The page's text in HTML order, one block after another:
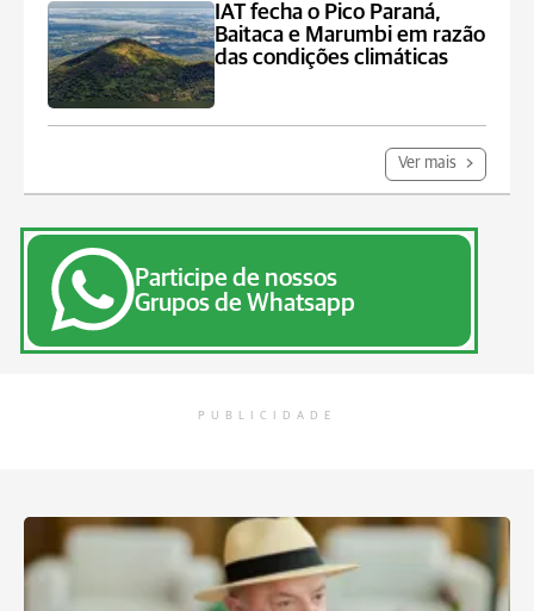
IAT fecha o Pico Paraná,
Baitaca e Marumbi em razão
das condições climáticas
Ver mais
Participe de nossos
Grupos de Whatsapp
PUBLICIDADE